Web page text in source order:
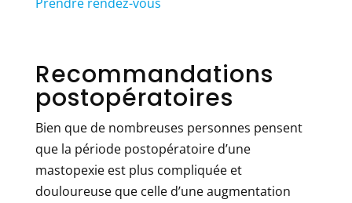
Recommandations
postopératoires
Bien que de nombreuses personnes pensent
que la période postopératoire d’une
mastopexie est plus compliquée et
douloureuse que celle d’une augmentation